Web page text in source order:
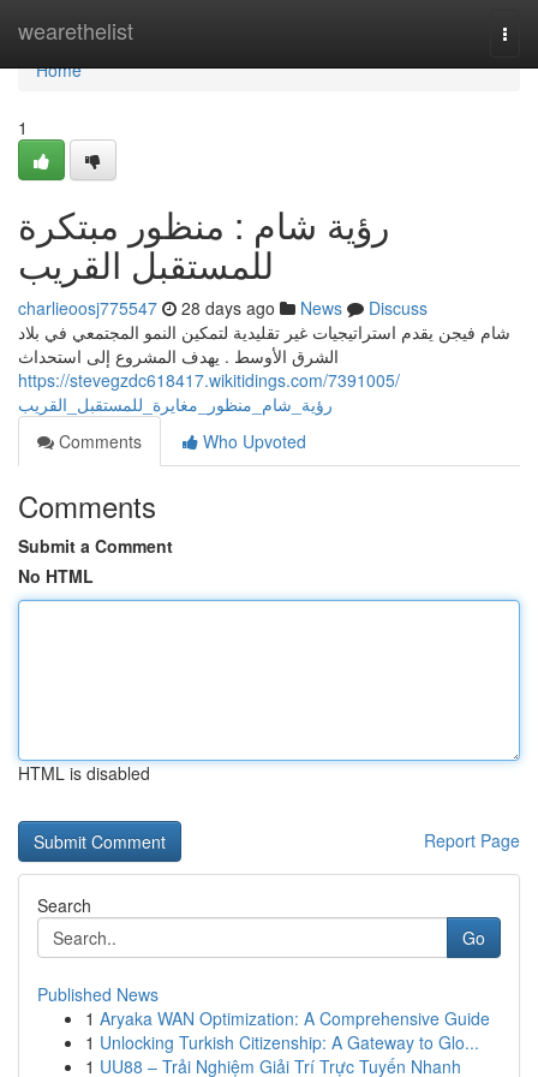
wearethelist
Home
Home
1
رؤية شام : منظور مبتكرة
للمستقبل القريب
charlieoosj775547 28 days ago News
Discuss
شام فيجن يقدم استراتيجيات غير تقليدية لتمكين النمو المجتمعي في بلاد
الشرق الأوسط . يهدف المشروع إلى استحداث
https://stevegzdc618417.wikitidings.com/7391005/
رؤية_شام_منظور_مغايرة_للمستقبل_القريب
Comments
Who Upvoted
Comments
Submit a Comment
No HTML
HTML is disabled
Report Page
Search
Go
Published News
1 Aryaka WAN Optimization: A Comprehensive Guide
1 Unlocking Turkish Citizenship: A Gateway to Glo...
1 UU88 – Trải Nghiệm Giải Trí Trực Tuyến Nhanh